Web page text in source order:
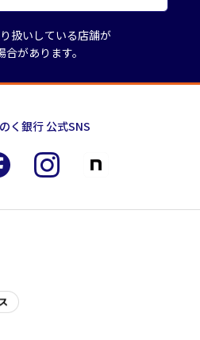
扱いしている店舗が
合があります。
く銀行 公式SNS